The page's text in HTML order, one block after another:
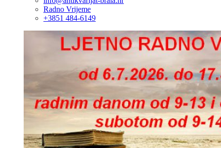
Radno Vrijeme
+3851 484-6149